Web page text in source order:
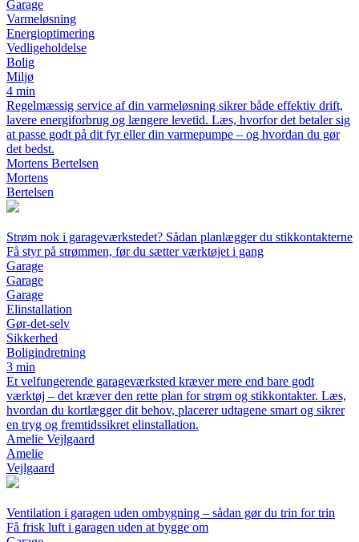
Garage
Varmeløsning
Energioptimering
Vedligeholdelse
Bolig
Miljø
4 min
Regelmæssig service af din varmeløsning sikrer både effektiv drift,
lavere energiforbrug og længere levetid. Læs, hvorfor det betaler sig
at passe godt på dit fyr eller din varmepumpe – og hvordan du gør
det bedst.
Mortens Bertelsen
Mortens
Bertelsen
Strøm nok i garageværkstedet? Sådan planlægger du stikkontakterne
Få styr på strømmen, før du sætter værktøjet i gang
Garage
Garage
Garage
Elinstallation
Gør-det-selv
Sikkerhed
Boligindretning
3 min
Et velfungerende garageværksted kræver mere end bare godt
værktøj – det kræver den rette plan for strøm og stikkontakter. Læs,
hvordan du kortlægger dit behov, placerer udtagene smart og sikrer
en tryg og fremtidssikret elinstallation.
Amelie Vejlgaard
Amelie
Vejlgaard
Ventilation i garagen uden ombygning – sådan gør du trin for trin
Få frisk luft i garagen uden at bygge om